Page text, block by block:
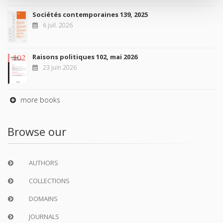
Sociétés contemporaines 139, 2025
6 juil. 2026
Raisons politiques 102, mai 2026
23 juin 2026
more books
Browse our
AUTHORS
COLLECTIONS
DOMAINS
JOURNALS